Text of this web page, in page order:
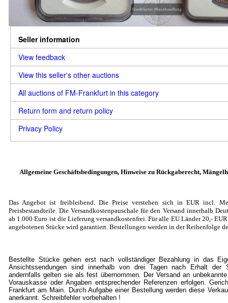
Seller information
View feedback
View this seller's other auctions
All auctions of FM-Frankfurt in this category
Return form and return policy
Privacy Policy
Allgemeine Geschäftsbedingungen, Hinweise zu Rückgaberecht,
Das Angebot ist freibleibend. Die Preise verstehen sich in EUR incl.
Preisbestandteile. Die Versandkostenpauschale für den Versand innerhalb
ab 1.000 Euro ist die Lieferung versandkostenfrei. Für alle EU Länder 20,-
angebotenen Stücke wird garantiert. Bestellungen werden in der Reihenfolge
Bestellte Stücke gehen erst nach vollständiger Bezahlung in das
Ansichtssendungen sind innerhalb von drei Tagen nach Erhalt der
andernfalls gelten sie als fest übernommen. Der Versand an
Vorauskasse oder Angaben entsprechender Referenzen erfolgen.
Frankfurt am Main. Durch Aufgabe einer Bestellung werden diese
anerkannt. Schreibfehler vorbehalten !